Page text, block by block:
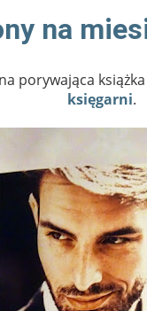
na
porywająca
księgarni.